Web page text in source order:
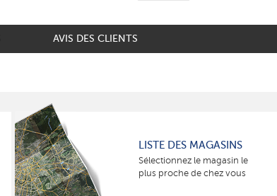
AVIS DES CLIENTS
LISTE DES MAGASINS
Sélectionnez le magasin le
plus proche de chez vous